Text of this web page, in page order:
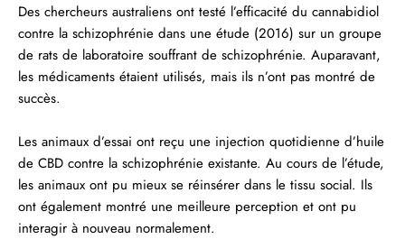
Des chercheurs australiens ont testé l’efficacité du cannabidiol
contre la schizophrénie dans une étude (2016) sur un groupe
de rats de laboratoire souffrant de schizophrénie. Auparavant,
les médicaments étaient utilisés, mais ils n’ont pas montré de
succès.
Les animaux d’essai ont reçu une injection quotidienne d’huile
de CBD contre la schizophrénie existante. Au cours de l’étude,
les animaux ont pu mieux se réinsérer dans le tissu social. Ils
ont également montré une meilleure perception et ont pu
interagir à nouveau normalement.